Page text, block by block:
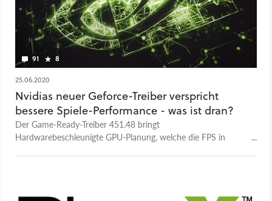
91 8
25.06.2020
Nvidias neuer Geforce-Treiber verspricht
bessere Spiele-Performance - was ist dran?
Der Game-Ready-Treiber 451.48 bringt
Hardwarebeschleunigte GPU-Planung, welche die FPS in